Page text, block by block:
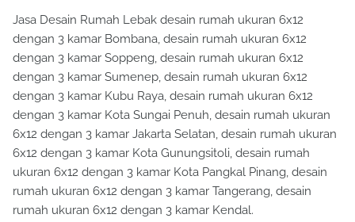
Jasa Desain Rumah Lebak desain rumah ukuran 6x12
dengan 3 kamar Bombana, desain rumah ukuran 6x12
dengan 3 kamar Soppeng, desain rumah ukuran 6x12
dengan 3 kamar Sumenep, desain rumah ukuran 6x12
dengan 3 kamar Kubu Raya, desain rumah ukuran 6x12
dengan 3 kamar Kota Sungai Penuh, desain rumah ukuran
6x12 dengan 3 kamar Jakarta Selatan, desain rumah ukuran
6x12 dengan 3 kamar Kota Gunungsitoli, desain rumah
ukuran 6x12 dengan 3 kamar Kota Pangkal Pinang, desain
rumah ukuran 6x12 dengan 3 kamar Tangerang, desain
rumah ukuran 6x12 dengan 3 kamar Kendal.